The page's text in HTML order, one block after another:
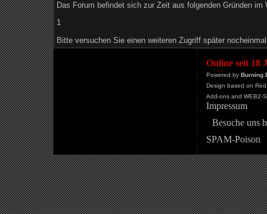
Das Forum befindet sich zur Zeit aus folgenden Gründen im
1
Bitte versuchen Sie einen weiteren Zugriff später
Online seit 18
Powered by Burning
Design based on
Add-ons and WEB2-
Impressum
Besuche uns
SPAM-Poison